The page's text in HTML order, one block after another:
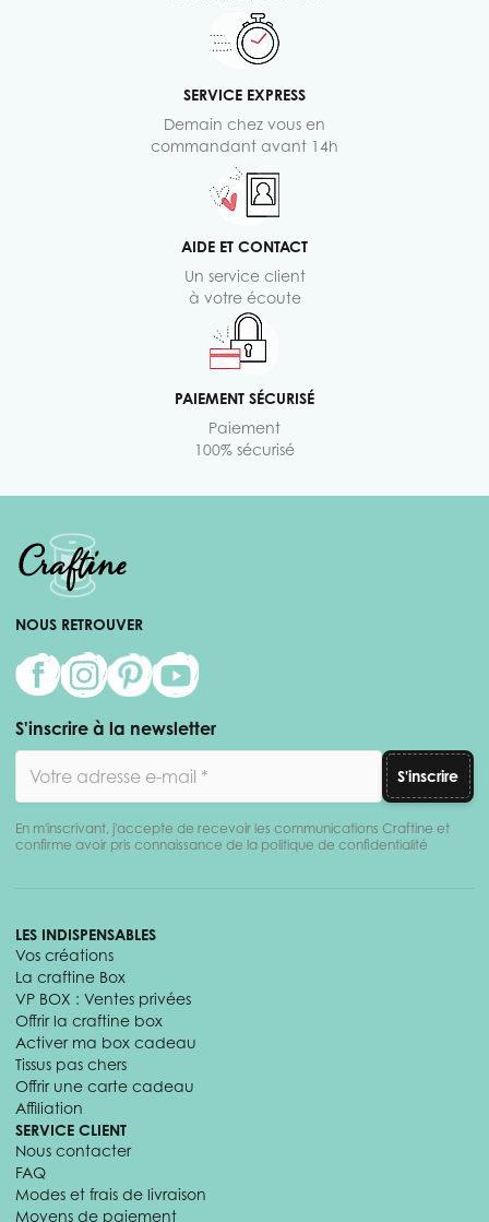
SERVICE EXPRESS
Demain chez vous en
commandant avant 14h
AIDE ET CONTACT
Un service client
à votre écoute
PAIEMENT SÉCURISÉ
Paiement
100% sécurisé
NOUS RETROUVER
S'inscrire à la newsletter
S'inscrire
En m'inscrivant, j'accepte de recevoir les communications Craftine et
confirme avoir pris connaissance de la politique de confidentialité
LES INDISPENSABLES
Vos créations
La craftine Box
VP BOX : Ventes privées
Offrir la craftine box
Activer ma box cadeau
Tissus pas chers
Offrir une carte cadeau
Affiliation
SERVICE CLIENT
Nous contacter
FAQ
Modes et frais de livraison
Moyens de paiement